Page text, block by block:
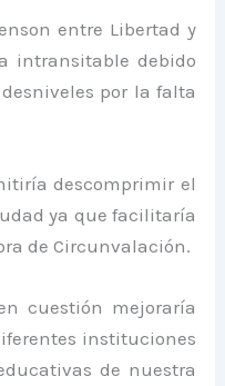
entre Libertad y
intransitable debido
por la falta
descomprimir el
ya que facilitaría
de Circunvalación.
mejoraría
instituciones
de nuestra